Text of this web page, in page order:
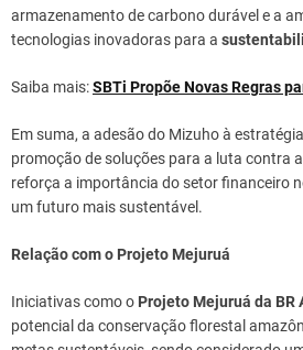
armazenamento de carbono durável e a
tecnologias inovadoras para a
Saiba mais:SBTi Propõe Novas Regras
Em suma, a adesão do Mizuho à
promoção de soluções para a luta contra
reforça a importância do setor financeiro
um futuro mais sustentável.
Relação com o Projeto Mejuruá
Iniciativas como o Projeto Mejuruá da BR
potencial da conservação florestal